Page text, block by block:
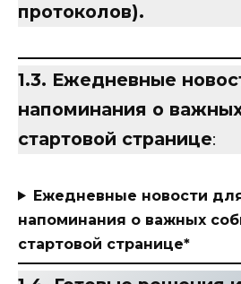
протоколов).
1.3. Ежедневные
напоминания о
стартовой странице:
Ежедневные новости
напоминания о важных
стартовой странице*